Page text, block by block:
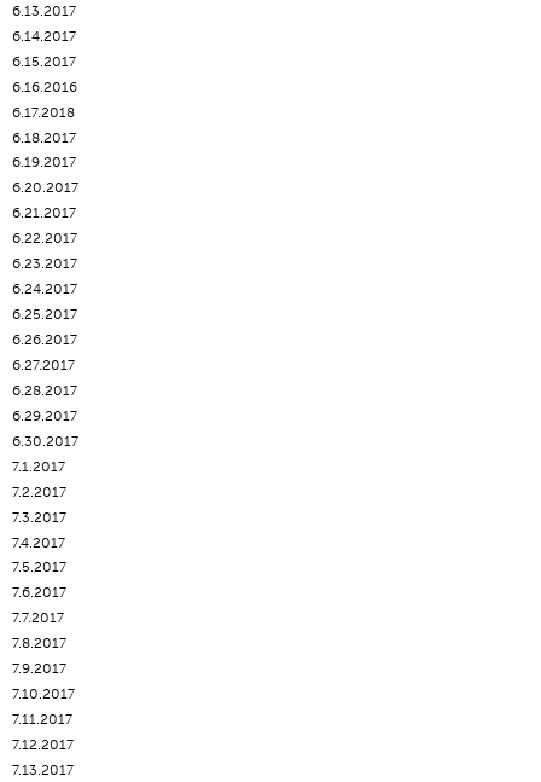
6.13.2017
6.14.2017
6.15.2017
6.16.2016
6.17.2018
6.18.2017
6.19.2017
6.20.2017
6.21.2017
6.22.2017
6.23.2017
6.24.2017
6.25.2017
6.26.2017
6.27.2017
6.28.2017
6.29.2017
6.30.2017
7.1.2017
7.2.2017
7.3.2017
7.4.2017
7.5.2017
7.6.2017
7.7.2017
7.8.2017
7.9.2017
7.10.2017
7.11.2017
7.12.2017
7.13.2017